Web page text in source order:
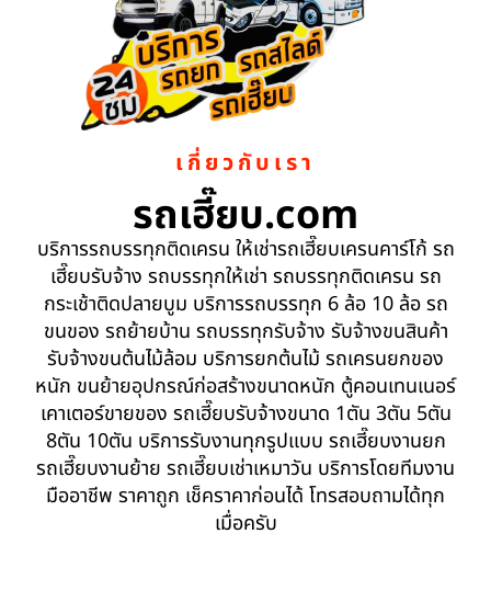
เกี่ยวกับเรา
รถเฮี๊ยบ.com
บริการรถบรรทุกติดเครน ให้เช่ารถเฮี๊ยบเครนคาร์โก้ รถ
เฮี๊ยบรับจ้าง รถบรรทุกให้เช่า รถบรรทุกติดเครน รถ
กระเช้าติดปลายบูม บริการรถบรรทุก 6 ล้อ 10 ล้อ รถ
ขนของ รถย้ายบ้าน รถบรรทุกรับจ้าง รับจ้างขนสินค้า
รับจ้างขนต้นไม้ล้อม บริการยกต้นไม้ รถเครนยกของ
หนัก ขนย้ายอุปกรณ์ก่อสร้างขนาดหนัก ตู้คอนเทนเนอร์
เคาเตอร์ขายของ รถเฮี๊ยบรับจ้างขนาด 1ตัน 3ตัน 5ตัน
8ตัน 10ตัน บริการรับงานทุกรูปแบบ รถเฮี๊ยบงานยก
รถเฮี๊ยบงานย้าย รถเฮี๊ยบเช่าเหมาวัน บริการโดยทีมงาน
มืออาชีพ ราคาถูก เช็คราคาก่อนได้ โทรสอบถามได้ทุก
เมื่อครับ